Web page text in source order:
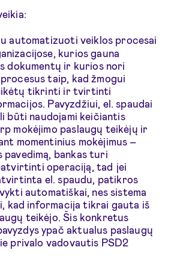
automatizuoti veiklos procesai
kurios gauna
dokumentų ir kurios nori
taip, kad žmogui
tikrinti ir tvirtinti
Pavyzdžiui, el. spaudai
būti naudojami keičiantis
mokėjimo paslaugų teikėjų ir
momentinius mokėjimus –
pavedimą, bankas turi
operaciją, tad jei
el. spaudu, patikros
automatiškai, nes sistema
kad informacija tikrai gauta iš
teikėjo. Šis konkretus
ypač aktualus paslaugų
privalo vadovautis PSD2